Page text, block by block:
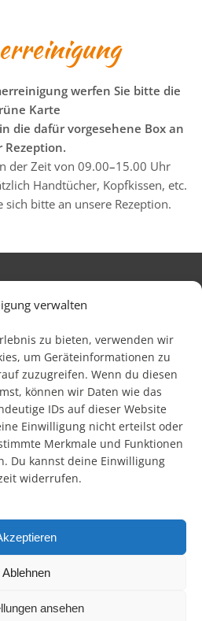
verwalten
zu bieten, verwenden wir
um Geräteinformationen zu
zuzugreifen. Wenn du diesen
können wir Daten wie das
IDs auf dieser Website
Einwilligung nicht erteilst oder
Merkmale und Funktionen
Du kannst deine Einwilligung
widerrufen.
Ablehnen
ansehen
werfen Sie bitte die
Karte
die dafür vorgesehene Box an
Rezeption.
der Zeit von 09.00–15.00 Uhr
Handtücher, Kopfkissen, etc.
sich bitte an unsere Rezeption.
Datenschutz & Rechtliches
Barrierefreiheit
Alle Rechte vorbehalten.
die besten
Die schönsten Regionen
ländlich gelegenen Hotels